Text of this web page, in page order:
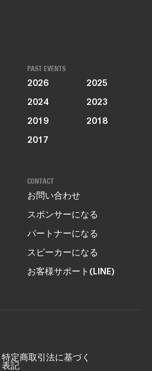
PAST EVENTS
2026
2025
2024
2023
2019
2018
2017
CONTACT
お問い合わせ
スポンサーになる
パートナーになる
スピーカーになる
お客様サポート(LINE)
特定商取引法に基づく
表記